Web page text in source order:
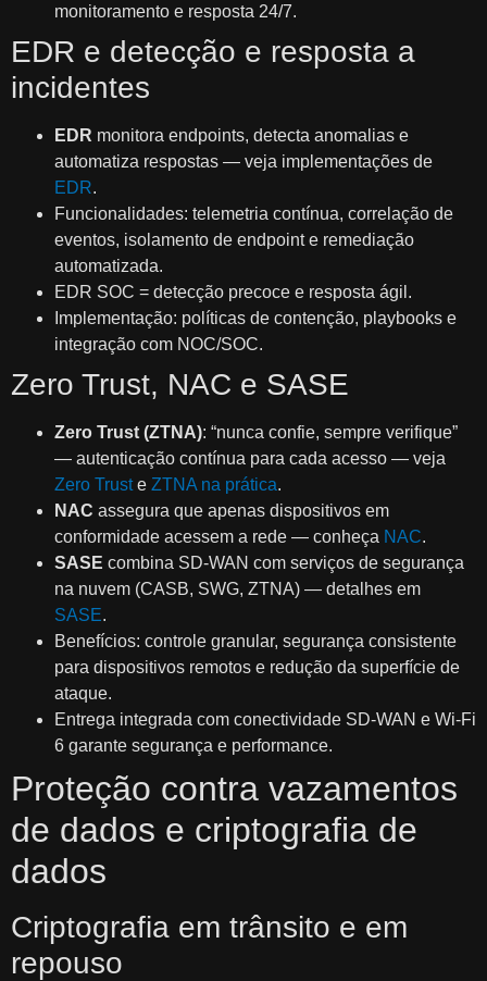
monitoramento e resposta 24/7.
EDR e detecção e resposta a
incidentes
EDR monitora endpoints, detecta anomalias e
automatiza respostas — veja implementações de
EDR.
Funcionalidades: telemetria contínua, correlação de
eventos, isolamento de endpoint e remediação
automatizada.
EDR SOC = detecção precoce e resposta ágil.
Implementação: políticas de contenção, playbooks e
integração com NOC/SOC.
Zero Trust, NAC e SASE
Zero Trust (ZTNA): “nunca confie, sempre verifique”
— autenticação contínua para cada acesso — veja
Zero Truste ZTNA na prática.
NAC assegura que apenas dispositivos em
conformidade acessem a rede — conheça NAC.
SASE combina SD‑WAN com serviços de segurança
na nuvem (CASB, SWG, ZTNA) — detalhes em
SASE.
Benefícios: controle granular, segurança consistente
para dispositivos remotos e redução da superfície de
ataque.
Entrega integrada com conectividade SD‑WAN e Wi‑Fi
6 garante segurança e performance.
Proteção contra vazamentos
de dados e criptografia de
dados
Criptografia em trânsito e em
repouso